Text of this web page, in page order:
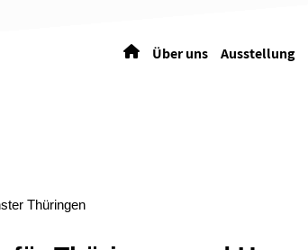
Über uns Ausstellung
Thüringen